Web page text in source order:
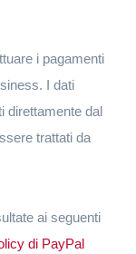
i pagamenti
I dati
direttamente dal
trattati da
ai seguenti
di PayPal